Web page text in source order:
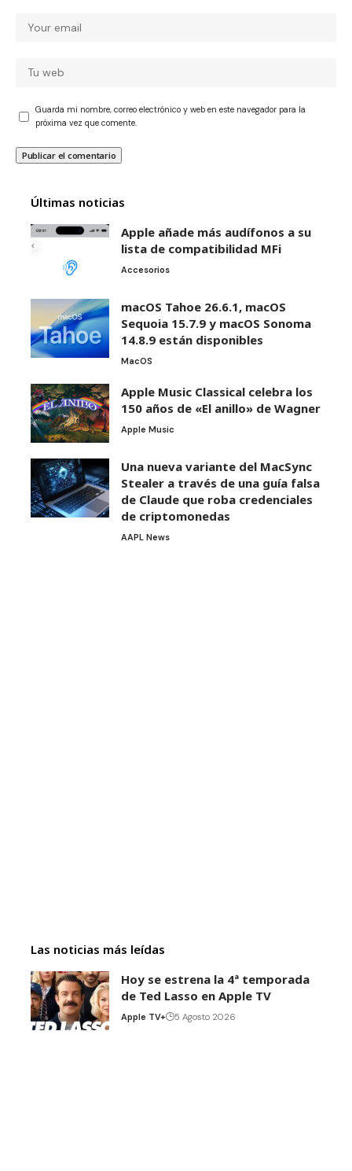
Guarda mi nombre, correo electrónico y web en este navegador para la
próxima vez que comente.
Últimas noticias
Apple añade más audífonos a su
lista de compatibilidad MFi
Accesorios
macOS Tahoe 26.6.1, macOS
Sequoia 15.7.9 y macOS Sonoma
14.8.9 están disponibles
MacOS
Apple Music Classical celebra los
150 años de «El anillo» de Wagner
Apple Music
Una nueva variante del MacSync
Stealer a través de una guía falsa
de Claude que roba credenciales
de criptomonedas
AAPL News
Las noticias más leídas
Hoy se estrena la 4ª temporada
de Ted Lasso en Apple TV
Apple TV+ 5 Agosto 2026